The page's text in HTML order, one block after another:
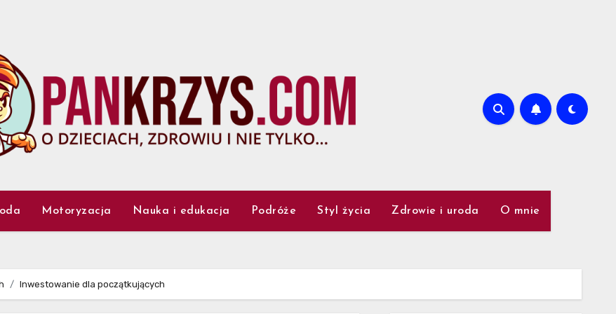
Motoryzacja Nauka i edukacja Podróże Styl życia Zdrowie i uroda O mnie
Inwestowanie dla początkujących